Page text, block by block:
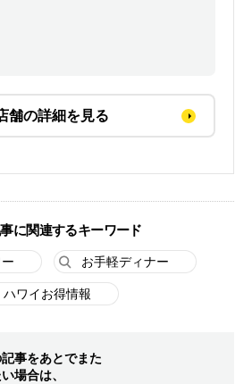
舗の詳細を見る
に関連するキーワード
お手軽ディナー
ハワイお得情報
事をあとでまた
場合は、